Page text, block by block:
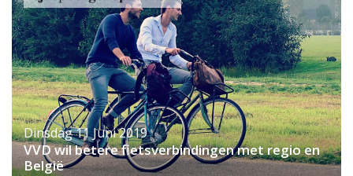
Dinsdag 11 Juni 2019
VVD wil betere fietsverbindingen met regio en
België